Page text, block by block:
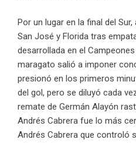
Por un lugar en la final del
San José y Florida tras
desarrollada en el
maragato salió a imponer
presionó en los primeros
del gol, pero se diluyó cada
remate de Germán Alayón
Andrés Cabrera fue lo más
Andrés Cabrera que controló